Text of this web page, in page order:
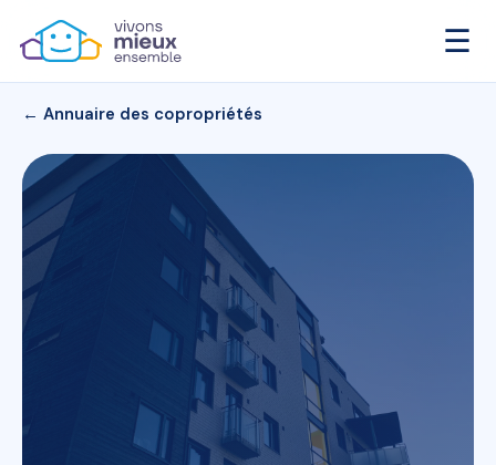
☰
← Annuaire des copropriétés